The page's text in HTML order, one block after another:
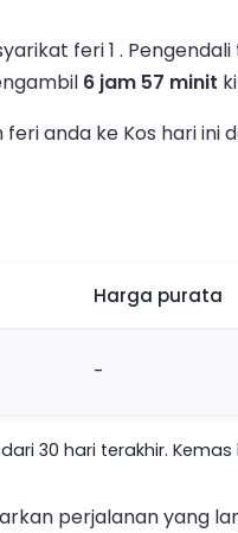
feri 1 .
6 jam 57 minit
anda ke Kos hari ini
Harga purata
-
30 hari terakhir. Kemas
perjalanan yang